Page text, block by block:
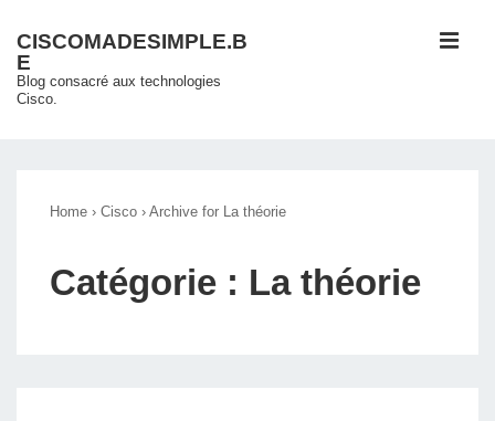
passer
au
contenu
CISCOMADESIMPLE.B
E
Blog consacré aux technologies
Cisco.
Home › Cisco › Archive for La théorie
Catégorie : La théorie